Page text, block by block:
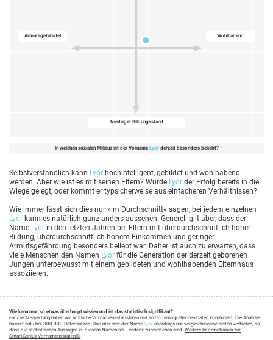
Wohlhabend
Niedriger Bildungsstand
Armutsgefährdet
In welchen sozialen Milieus ist der Vorname Lyorderzeit besonders beliebt?
Selbstverständlich kann Lyor hochintelligent, gebildet und wohlhabend
werden. Aber wie ist es mit seinen Eltern? Wurde Lyor der Erfolg bereits in die
Wiege gelegt, oder kommt er typsicherweise aus einfacheren Verhältnissen?
Wie immer lässt sich dies nur »im Durchschnitt« sagen, bei jedem einzelnen
Lyor kann es natürlich ganz anders aussehen. Generell gilt aber, dass der
Name Lyor in den letzten Jahren bei Eltern mit überdurchschnittlich hoher
Bildung, überdurchschnittlich hohem Einkommen und geringer
Armutsgefährdung besonders beliebt war. Daher ist auch zu erwarten, dass
viele Menschen den Namen Lyor für die Generation der derzeit geborenen
Jungen unterbewusst mit einem gebildeten und wohlhabenden Elternhaus
assoziieren.
Wie kann man so etwas überhaupt wissen und ist das statistisch signifikant?
Für die Auswertung haben wir amtliche Vornamensstatistiken mit soziodemografischen Daten kombiniert. Die Analyse
basiert auf über 300.000 Datensätzen. Darunter war der Name Lyor allerdings nur vergleichsweise selten vertreten, so
dass die statistischen Aussagen zu diesem Namen als Tendenz zu verstehen sind. Weitere Informationen zur
SmartGenius-Vornamensstatistik.